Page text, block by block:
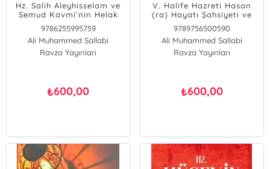
Hz. Salih Aleyhisselam ve
Semud Kavmi’nin Helak
Oluşunun
Sebepleri;Peygamberler
Tarihi 4
9786255995759
Ali Muhammed Sallabi
Ravza Yayınları
₺600,00
V. Halife Hazreti Hasan
(ra) Hayatı Şahsiyeti ve
Dönemi
9789756500590
Ali Muhammed Sallabi
Ravza Yayınları
₺600,00